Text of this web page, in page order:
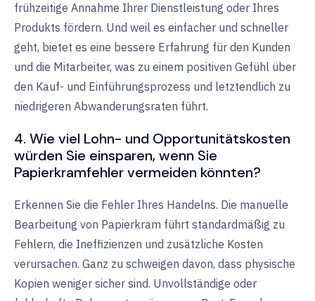
frühzeitige Annahme Ihrer Dienstleistung oder Ihres
Produkts fördern. Und weil es einfacher und schneller
geht, bietet es eine bessere Erfahrung für den Kunden
und die Mitarbeiter, was zu einem positiven Gefühl über
den Kauf- und Einführungsprozess und letztendlich zu
niedrigeren Abwanderungsraten führt.
4. Wie viel Lohn- und Opportunitätskosten
würden Sie einsparen, wenn Sie
Papierkramfehler vermeiden könnten?
Erkennen Sie die Fehler Ihres Handelns. Die manuelle
Bearbeitung von Papierkram führt standardmäßig zu
Fehlern, die Ineffizienzen und zusätzliche Kosten
verursachen. Ganz zu schweigen davon, dass physische
Kopien weniger sicher sind. Unvollständige oder